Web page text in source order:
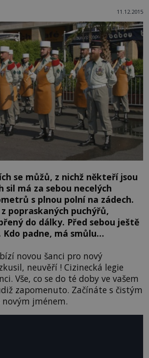
11.12.2015
se můžů, z nichž někteří jsou
sil má za sebou necelých
s plnou polní na zádech.
popraskaných puchýřů,
do dálky. Před sebou ještě
padne, má smůlu…
novou šanci pro nový
neuvěří ! Cizinecká legie
Vše, co se do té doby ve vašem
zapomenuto. Začínáte s čistým
jménem.